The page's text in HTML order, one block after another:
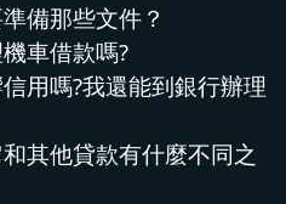
備那些文件？
車借款嗎?
用嗎?我還能到銀行辦理
其他貸款有什麼不同之